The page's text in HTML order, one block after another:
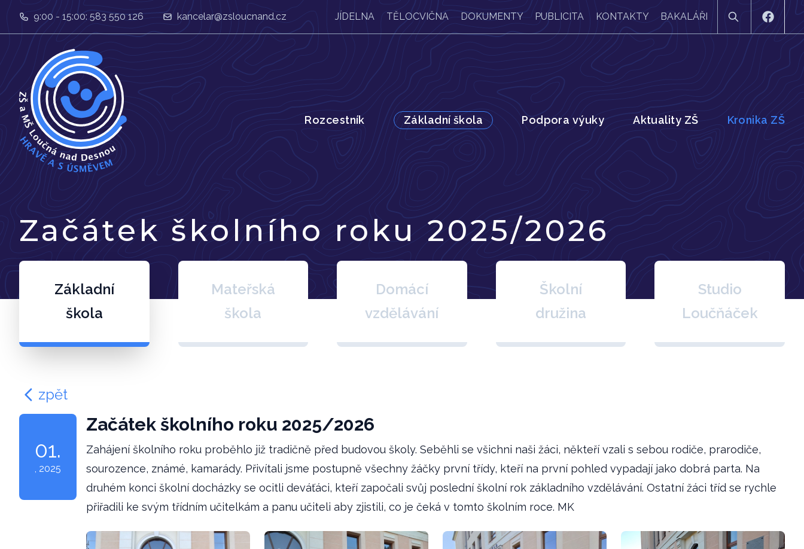
9:00 - 15:00: 583 550 126 kancelar@zsloucnand.cz JÍDELNA TĚLOCVIČNA DOKUMENTY PUBLICITA KONTAKTY BAKALÁŘI
Rozcestník Základní škola Podpora výuky Aktuality ZŠ Kronika ZŠ
Začátek školního roku 2025/2026
Základní
škola
Mateřská
škola
Domácí
vzdělávání
Školní
družina
Studio
Loučňáček
zpět
01.
, 2025
Začátek školního roku 2025/2026
Zahájení školního roku proběhlo již tradičně před budovou školy. Seběhli se všichni naši žáci, někteří vzali s sebou rodiče, prarodiče,
sourozence, známé, kamarády. Přivítali jsme postupně všechny žáčky první třídy, kteří na první pohled vypadají jako dobrá parta. Na
druhém konci školní docházky se ocitli deváťáci, kteří započali svůj poslední školní rok základního vzdělávání. Ostatní žáci tříd se rychle
přiřadili ke svým třídním učitelkám a panu učiteli aby zjistili, co je čeká v tomto školním roce. MK